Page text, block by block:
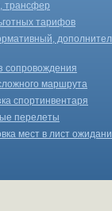
трансфер
тарифов
сопровождения
маршрута
спортинвентаря
перелеты
мест в лист